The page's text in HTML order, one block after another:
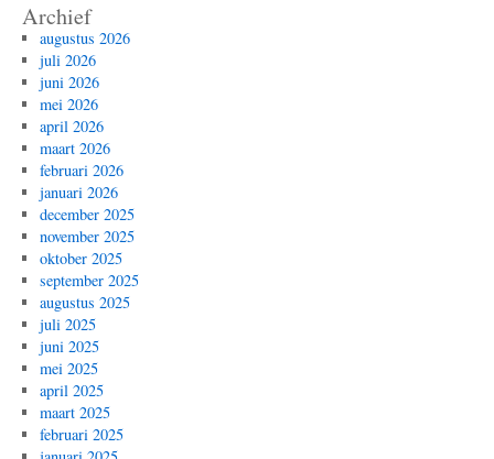
Archief
augustus 2026
juli 2026
juni 2026
mei 2026
april 2026
maart 2026
februari 2026
januari 2026
december 2025
november 2025
oktober 2025
september 2025
augustus 2025
juli 2025
juni 2025
mei 2025
april 2025
maart 2025
februari 2025